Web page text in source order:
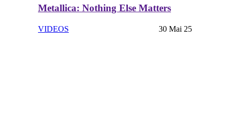
Metallica: Nothing Else Matters
VIDEOS 30 Mai 25